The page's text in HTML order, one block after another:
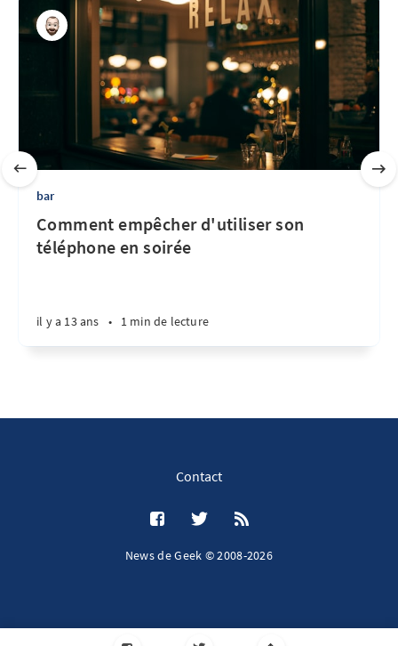
bar
Comment empêcher d'utiliser son
téléphone en soirée
il y a 13 ans • 1 min de lecture
Contact
News de Geek © 2008-2026